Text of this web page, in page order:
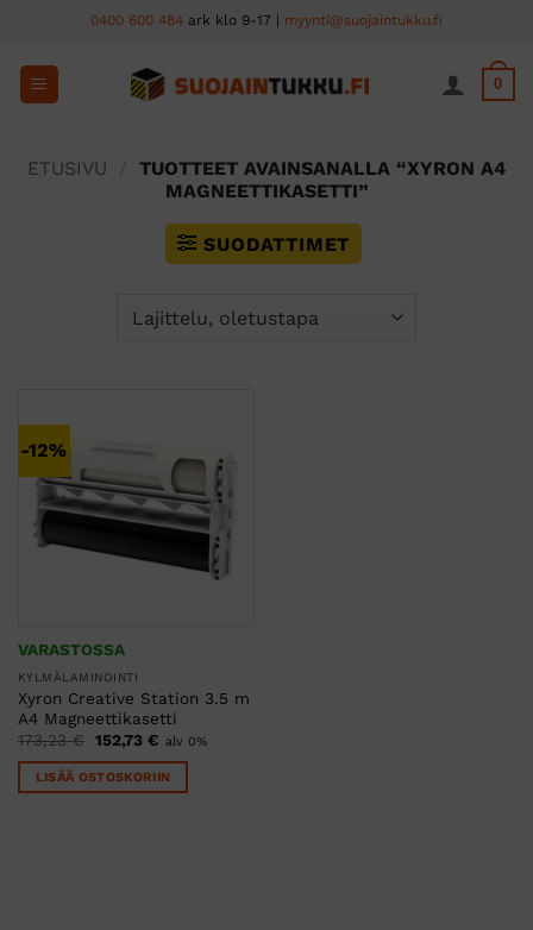
content
0400 600 484 ark klo 9-17 | myynti@suojaintukku.fi
0
ETUSIVU
TUOTTEET AVAINSANALLA “XYRON A4
MAGNEETTIKASETTI”
SUODATTIMET
-12%
VARASTOSSA
KYLMÄLAMINOINTI
Xyron Creative Station 3.5 m
A4 Magneettikasetti
173,23€ Alkuperäinen
hinta
oli:
173,23 €.
152,73 €Nykyinen
on:
152,73 €.
alv 0%
LISÄÄ OSTOSKORIIN